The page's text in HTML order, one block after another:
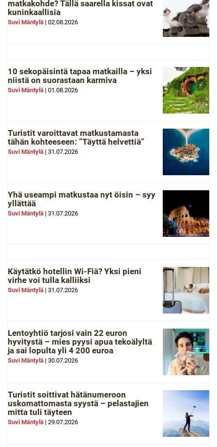
matkakohde? Tällä saarella kissat ovat
kuninkaallisia
Suvi Mäntylä | 02.08.2026
10 sekopäisintä tapaa matkailla – yksi
niistä on suorastaan karmiva
Suvi Mäntylä | 01.08.2026
Turistit varoittavat matkustamasta
tähän kohteeseen: ”Täyttä helvettiä”
Suvi Mäntylä | 31.07.2026
Yhä useampi matkustaa nyt öisin – syy
yllättää
Suvi Mäntylä | 31.07.2026
Käytätkö hotellin Wi-Fiä? Yksi pieni
virhe voi tulla kalliiksi
Suvi Mäntylä | 31.07.2026
Lentoyhtiö tarjosi vain 22 euron
hyvitystä – mies pyysi apua tekoälyltä
ja sai lopulta yli 4 200 euroa
Suvi Mäntylä | 30.07.2026
Turistit soittivat hätänumeroon
uskomattomasta syystä – pelastajien
mitta tuli täyteen
Suvi Mäntylä | 29.07.2026